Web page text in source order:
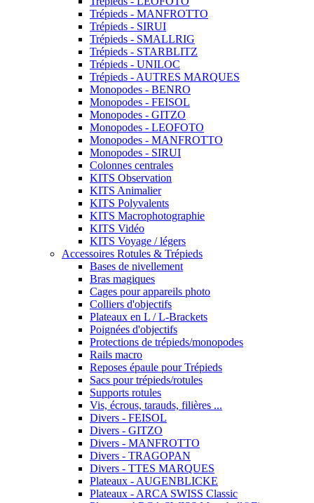
Trépieds - MANFROTTO
Trépieds - SIRUI
Trépieds - SMALLRIG
Trépieds - STARBLITZ
Trépieds - UNILOC
Trépieds - AUTRES MARQUES
Monopodes - BENRO
Monopodes - FEISOL
Monopodes - GITZO
Monopodes - LEOFOTO
Monopodes - MANFROTTO
Monopodes - SIRUI
Colonnes centrales
KITS Observation
KITS Animalier
KITS Polyvalents
KITS Macrophotographie
KITS Vidéo
KITS Voyage / légers
Accessoires Rotules & Trépieds
Bases de nivellement
Bras magiques
Cages pour appareils photo
Colliers d'objectifs
Plateaux en L / L-Brackets
Poignées d'objectifs
Protections de trépieds/monopodes
Rails macro
Reposes épaule pour Trépieds
Sacs pour trépieds/rotules
Supports rotules
Vis, écrous, tarauds, filières ...
Divers - FEISOL
Divers - GITZO
Divers - MANFROTTO
Divers - TRAGOPAN
Divers - TTES MARQUES
Plateaux - AUGENBLICKE
Plateaux - ARCA SWISS Classic